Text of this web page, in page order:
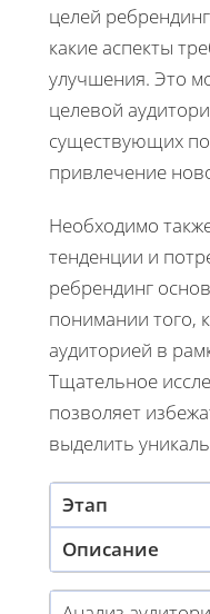
целей
какие аспекты
улучшения. Это
целевой
существующих
привлечение
Необходимо
тенденции и
ребрендинг
понимании того,
аудиторией в
Тщательное
позволяет
выделить
Этап
Описание